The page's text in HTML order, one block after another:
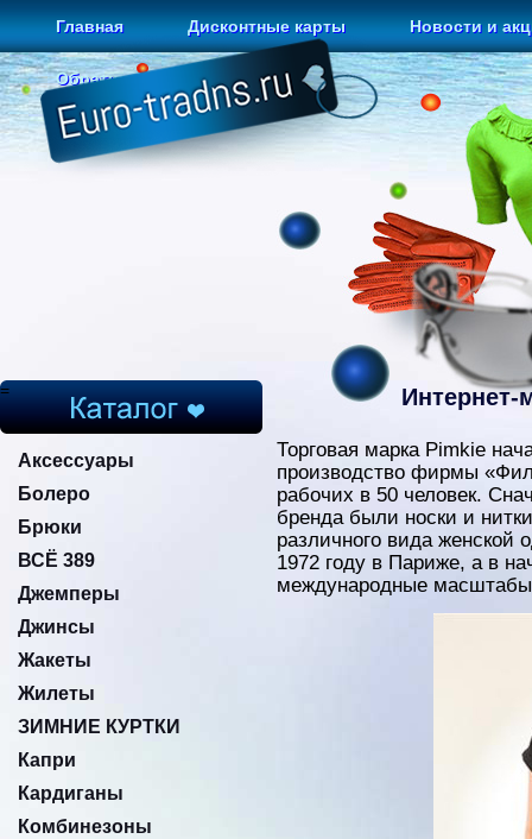
Главная Дисконтные карты Новости и
Обратная связь
=
Аксессуары
Болеро
Брюки
ВСЁ 389
Джемперы
Джинсы
Жакеты
Жилеты
ЗИМНИЕ КУРТКИ
Капри
Кардиганы
Комбинезоны
Интернет-
Торговая марка Pimkie
производство фирмы
рабочих в 50 человек.
бренда были носки и
различного вида женской
1972 году в Париже, а в
международные